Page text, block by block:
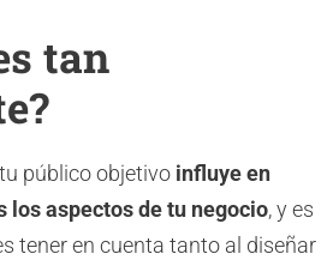
tan
público objetivo influye en
los aspectos de tu negocio, y es
tener en cuenta tanto al diseñar